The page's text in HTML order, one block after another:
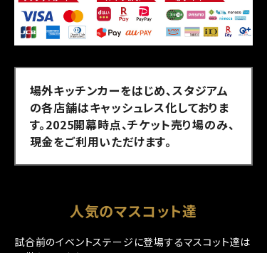
場外キッチンカーをはじめ、スタジアム
の各店舗はキャッシュレス化しておりま
す。2025開幕時点、チケット売り場のみ、
現金をご利用いただけます。
人気のマスコット達
試合前のイベントステージに登場するマスコット達は